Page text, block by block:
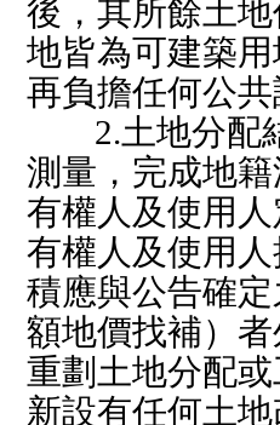
後，其所餘土
地皆為可建築
再負擔任何公
2.土地分配
測量，完成地
有權人及使用
有權人及使用
積應與公告確
額地價找補）
重劃土地分配
新設有任何土